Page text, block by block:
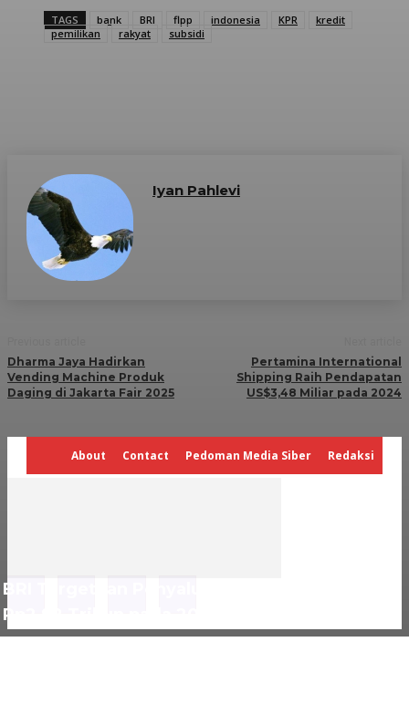
BRI Targetkan Penyaluran KPR Subsidi Capai
Rp2,92 Triliun pada 2025
TAGS bank BRI flpp indonesia KPR
kredit
pemilikan
rakyat subsidi
Iyan Pahlevi
Dharma Jaya Hadirkan
Vending Machine Produk
Daging di Jakarta Fair 2025
Pertamina International
Shipping Raih Pendapatan
US$3,48 Miliar pada 2024
About Contact Pedoman Media Siber Redaksi